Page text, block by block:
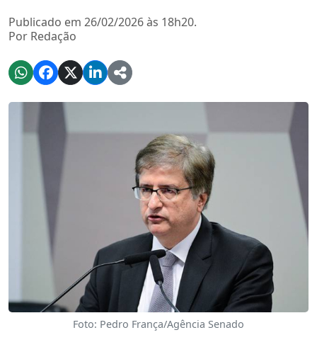
Publicado em 26/02/2026 às 18h20.
Por Redação
Foto: Pedro França/Agência Senado